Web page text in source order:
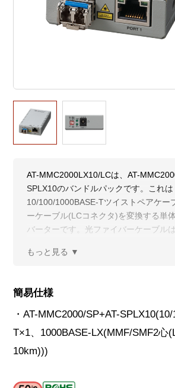
AT-MMC2000LX10/LCは、AT-
SPLX10のバンドルパックです。これは
10/100/1000BASE-Tツイストペアケー
ーケーブル(LCコネクタ)を変換する単
バーターです。光ファイバーケーブル
向で使用することで、1000Mbpsイーサ
簡易仕様
・AT-MMC2000/SP+AT-
T×1、1000BASE-LX(MMF/SMF2心
10km)))